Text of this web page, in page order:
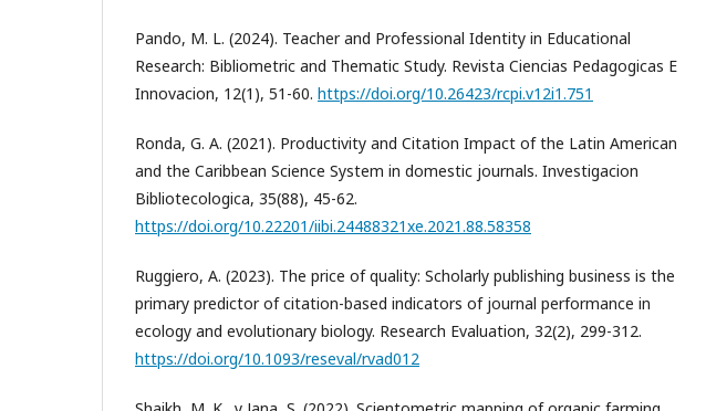
Pando, M. L. (2024). Teacher and Professional Identity in Educational
Research: Bibliometric and Thematic Study. Revista Ciencias Pedagogicas E
Innovacion, 12(1), 51-60. https://doi.org/10.26423/rcpi.v12i1.751
Ronda, G. A. (2021). Productivity and Citation Impact of the Latin American
and the Caribbean Science System in domestic journals. Investigacion
Bibliotecologica, 35(88), 45-62.
https://doi.org/10.22201/iibi.24488321xe.2021.88.58358
Ruggiero, A. (2023). The price of quality: Scholarly publishing business is the
primary predictor of citation-based indicators of journal performance in
ecology and evolutionary biology. Research Evaluation, 32(2), 299-312.
https://doi.org/10.1093/reseval/rvad012